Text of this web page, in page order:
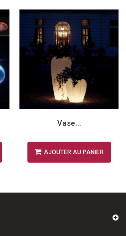
Vase...
AJOUTER AU PANIER